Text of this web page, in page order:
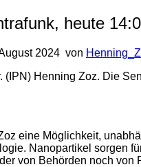
heute
2024 von
(IPN) Henning Zoz. Die
eine Möglichkeit,
Nanopartikel sorgen
von Behörden noch von